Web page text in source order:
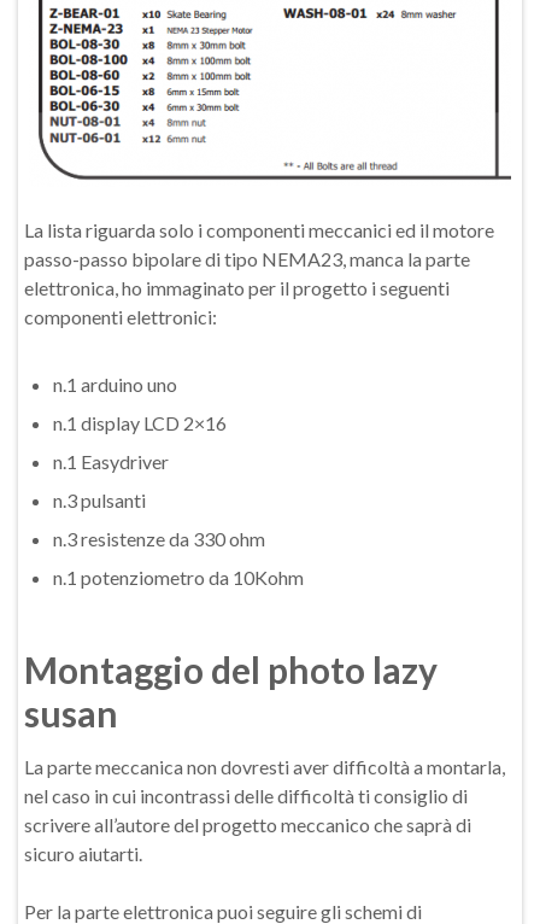
La lista riguarda solo i componenti meccanici ed il motore
passo-passo bipolare di tipo NEMA23, manca la parte
elettronica, ho immaginato per il progetto i seguenti
componenti elettronici:
n.1 arduino uno
n.1 display LCD 2×16
n.1 Easydriver
n.3 pulsanti
n.3 resistenze da 330 ohm
n.1 potenziometro da 10Kohm
Montaggio del photo lazy
susan
La parte meccanica non dovresti aver difficoltà a montarla,
nel caso in cui incontrassi delle difficoltà ti consiglio di
scrivere all’autore del progetto meccanico che saprà di
sicuro aiutarti.
Per la parte elettronica puoi seguire gli schemi di